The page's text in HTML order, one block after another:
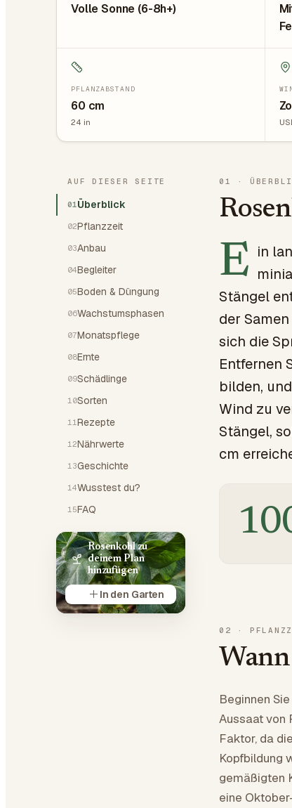
Volle Sonne (6-8h+)
PFLANZABSTAND
60 cm
24 in
AUF DIESER SEITE
01Überblick
02Pflanzzeit
03Anbau
04Begleiter
05Boden & Düngung
06Wachstumsphasen
07Monatspflege
08Ernte
09Schädlinge
10Sorten
11 Rezepte
12Nährwerte
13Geschichte
14Wusstest du?
15FAQ
Rosenkohl zu
deinem Plan
hinzufügen
In den Garten
01 ·
E in
Stängel
der
sich die
Entfernen
bilden,
Wind zu
Stängel,
cm
02 ·
Beginnen
Aussaat von
Faktor, da
Kopfbildung
gemäßigten
eine